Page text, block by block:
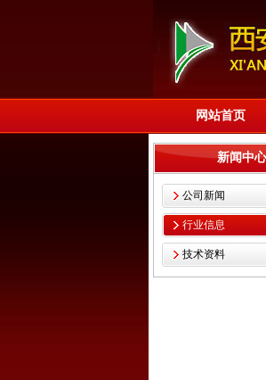
网站首页
新闻中心
公司新闻
行业信息
技术资料